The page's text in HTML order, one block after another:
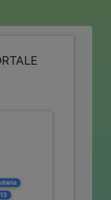
13